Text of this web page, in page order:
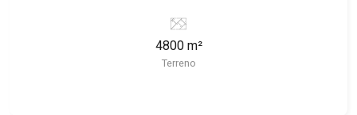
imóvel que a Martinelli Imobiliária selecionou
aprovado de 96 apartamentos de uma vaga com
4800 m²
Terreno